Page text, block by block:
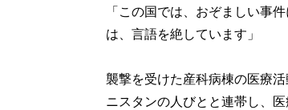
「この国では、おぞましい事
は、言語を絶しています」
襲撃を受けた産科病棟の医療
ニスタンの人びとと連帯し、